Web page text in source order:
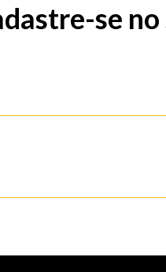
se no